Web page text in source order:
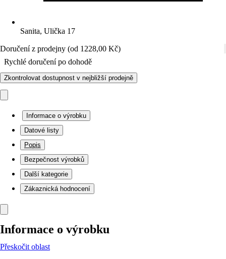
Sanita, Ulička 17
Doručení z prodejny (od 1228,00 Kč)
Rychlé doručení po dohodě
Zkontrolovat dostupnost v nejbližší prodejně
Informace o výrobku
Datové listy
Popis
Bezpečnost výrobků
Další kategorie
Zákaznická hodnocení
Informace o výrobku
Přeskočit oblast